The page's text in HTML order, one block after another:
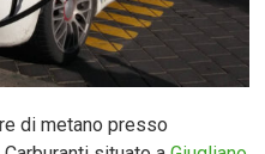
di metano presso